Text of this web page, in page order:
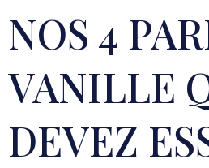
NOS 4
VANILLE
DEVEZ